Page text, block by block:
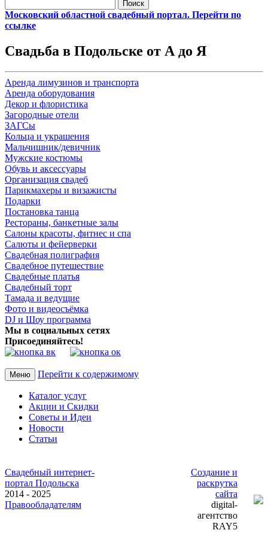
Московский областной свадебный портал. Перейти по
ссылке
Свадьба в Подольске от А до Я
Аренда лимузинов и транспорта
Аренда оборудования
Декор и флористика
Загородные отели
ЗАГСы
Кольца и украшения
Мальчишник/девичник
Мужские костюмы
Обувь и аксессуары
Организация свадеб
Парикмахеры и визажисты
Подарки
Постановка танца
Рестораны, банкетные залы
Салоны красоты, фитнес и спа
Салюты и фейерверки
Свадебная полиграфия
Свадебное путешествие
Свадебные платья
Свадебный торт
Тамада и ведущие
Фото и видеосъёмка
DJ и Шоу программа
Мы в социальных сетях
Присоединяйтесь!
Меню Перейти к содержимому
Каталог услуг
Акции и Скидки
Советы и Идеи
Новости
Статьи
Свадебный интернет-
портал Подольска
2014 - 2025
Правообладателям
Создание и
раскрутка
сайта
digital-
агентство
RAY5